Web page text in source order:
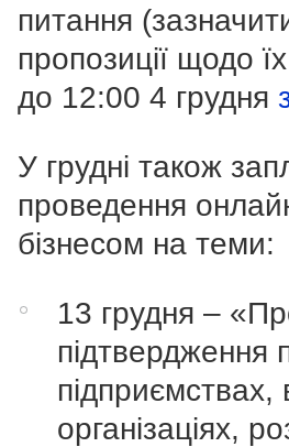
питання
пропозиції щодо
до 12:00 4 грудня
У грудні також
проведення
бізнесом на теми:
13 грудня –
підтвердження
підприємствах,
організаціях,